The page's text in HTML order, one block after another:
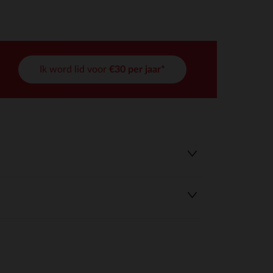
Ik word lid voor €30 per jaar*